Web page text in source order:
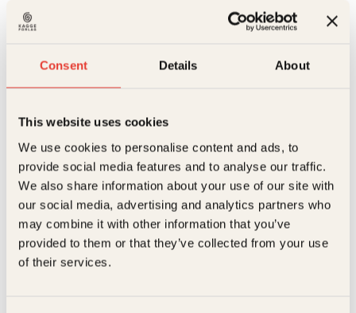
Consent Details About
This website uses cookies
We use cookies to personalise content and ads, to
provide social media features and to analyse our traffic.
We also share information about your use of our site with
our social media, advertising and analytics partners who
may combine it with other information that you’ve
provided to them or that they’ve collected from your use
of their services.
Denne boka er både for deg som elsker å skrive og
for deg som alltid har hatt lyst til å prøve, men
200 kreative oppgaver, begynnelser, slutter og
eksperttips som kommer til å gi pennen fart på
papiret. La deg inspirere, slipp deg løs – og kom
igjen, skriv!
Ekstra detaljer
Kagge Forlag AS,
ISBN 9788248918011
Utgivelsesår 2016
I salg fra 18. Jan 2016
Bokformat
Relaterte produkter